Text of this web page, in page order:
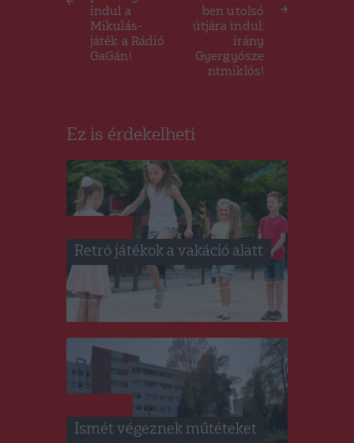
indul a
Mikulás-
játék a Rádió
GaGán!
ben utolsó
útjára indul:
irány
Gyergyósze
ntmiklós!
Ez is érdekelheti
Retró játékok a vakáció alatt
Ismét végeznek műtéteket